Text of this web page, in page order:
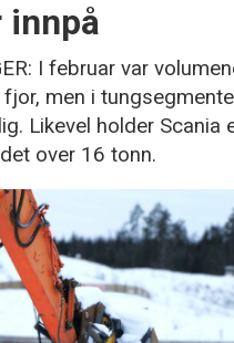
innpå
I februar var
men i
Likevel holder Scania
over 16 tonn.